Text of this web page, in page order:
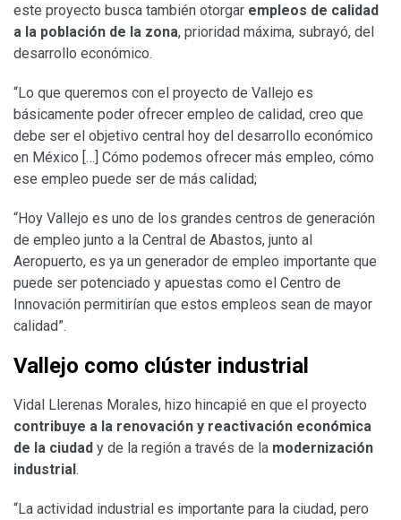
este proyecto busca también otorgar empleos de calidad
a la población de la zona, prioridad máxima, subrayó, del
desarrollo económico.
“Lo que queremos con el proyecto de Vallejo es
básicamente poder ofrecer empleo de calidad, creo que
debe ser el objetivo central hoy del desarrollo económico
en México […] Cómo podemos ofrecer más empleo, cómo
ese empleo puede ser de más calidad;
“Hoy Vallejo es uno de los grandes centros de generación
de empleo junto a la Central de Abastos, junto al
Aeropuerto, es ya un generador de empleo importante que
puede ser potenciado y apuestas como el Centro de
Innovación permitirían que estos empleos sean de mayor
calidad”.
Vallejo como clúster industrial
Vidal Llerenas Morales, hizo hincapié en que el proyecto
contribuye a la renovación y reactivación económica
de la ciudad y de la región a través de la modernización
industrial.
“La actividad industrial es importante para la ciudad, pero